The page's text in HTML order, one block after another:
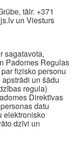
tālr. +371
un Viesturs
sagatavota,
Padomes Regulas
fizisko personu
un šādu
regula)
Direktīvas
datu
elektronisko
dzīvi un